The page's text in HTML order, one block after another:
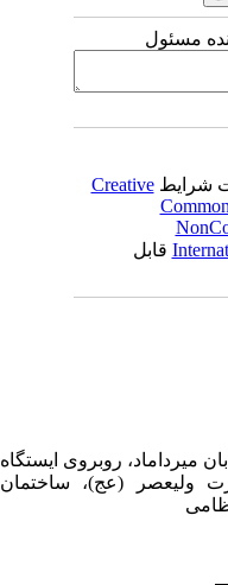
مسئول
شرایطCreative
قابل
میرداماد، روبروی ایستگاه
(عج)، ساختمان